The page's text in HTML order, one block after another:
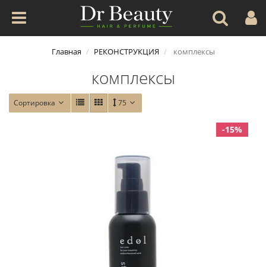
Главная РЕКОНСТРУКЦИЯ комплексы
комплексы
Сортировка 75
-15%